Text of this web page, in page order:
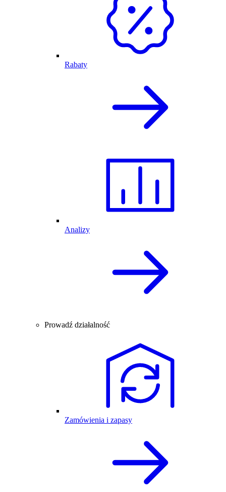
Rabaty
Analizy
Prowadź działalność
Zamówienia i zapasy